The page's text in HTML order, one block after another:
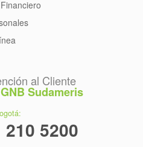
al Cliente
Sudameris
210 5200